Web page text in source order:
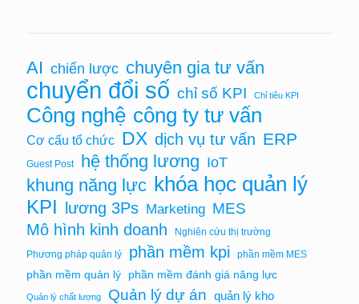
AI chiến lược chuyên gia tư vấn
chuyển đổi số chỉ số KPI Chỉ tiêu KPI
Công nghệ công ty tư vấn
Cơ cấu tổ chức DX dịch vụ tư vấn ERP
Guest Post hệ thống lương IoT
khung năng lực khóa học quản lý
KPI lương 3Ps Marketing MES
Mô hình kinh doanh
Nghiên cứu thị trường
Phương pháp quản lý
phần mềm kpi phần mềm MES
phần mềm quản lý phần mềm đánh giá năng lực
Quản lý chất lượng Quản lý dự án quản lý kho